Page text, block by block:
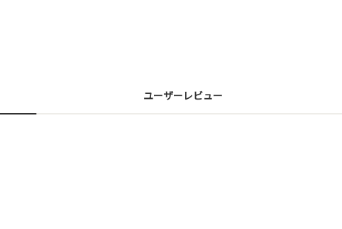
ユーザーレビュー